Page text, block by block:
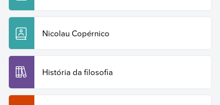
Nicolau Copérnico
História da filosofia